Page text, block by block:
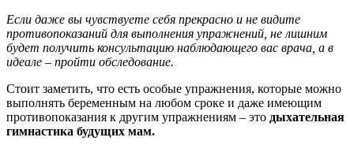
Если даже вы чувствуете себя прекрасно и не видите
противопоказаний для выполнения упражнений, не лишним
будет получить консультацию наблюдающего вас врача, а в
идеале – пройти обследование.
Стоит заметить, что есть особые упражнения, которые можно
выполнять беременным на любом сроке и даже имеющим
противопоказания к другим упражнениям – это дыхательная
гимнастика будущих мам.